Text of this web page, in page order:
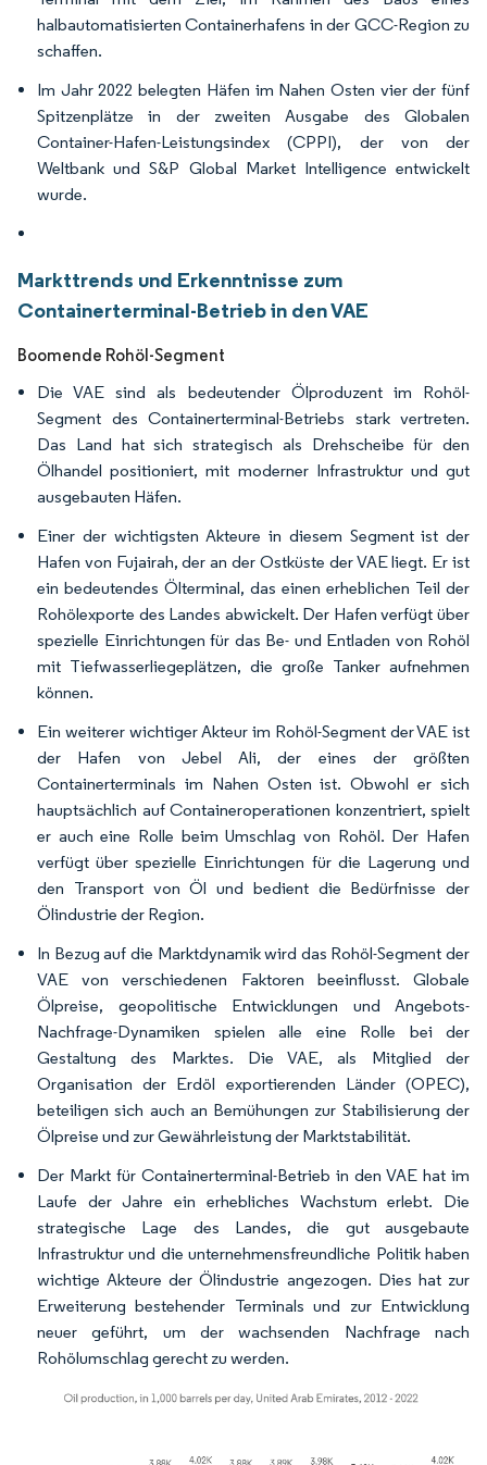
halbautomatisierten Containerhafens in der GCC-Region zu
schaffen.
Im Jahr 2022 belegten Häfen im Nahen Osten vier der fünf
Spitzenplätze in der zweiten Ausgabe des Globalen
Container-Hafen-Leistungsindex (CPPI), der von der
Weltbank und S&P Global Market Intelligence entwickelt
wurde.
Markttrends und Erkenntnisse zum
Containerterminal-Betrieb in den VAE
Boomende Rohöl-Segment
Die VAE sind als bedeutender Ölproduzent im Rohöl-
Segment des Containerterminal-Betriebs stark vertreten.
Das Land hat sich strategisch als Drehscheibe für den
Ölhandel positioniert, mit moderner Infrastruktur und gut
ausgebauten Häfen.
Einer der wichtigsten Akteure in diesem Segment ist der
Hafen von Fujairah, der an der Ostküste der VAE liegt. Er ist
ein bedeutendes Ölterminal, das einen erheblichen Teil der
Rohölexporte des Landes abwickelt. Der Hafen verfügt über
spezielle Einrichtungen für das Be- und Entladen von Rohöl
mit Tiefwasserliegeplätzen, die große Tanker aufnehmen
können.
Ein weiterer wichtiger Akteur im Rohöl-Segment der VAE ist
der Hafen von Jebel Ali, der eines der größten
Containerterminals im Nahen Osten ist. Obwohl er sich
hauptsächlich auf Containeroperationen konzentriert, spielt
er auch eine Rolle beim Umschlag von Rohöl. Der Hafen
verfügt über spezielle Einrichtungen für die Lagerung und
den Transport von Öl und bedient die Bedürfnisse der
Ölindustrie der Region.
In Bezug auf die Marktdynamik wird das Rohöl-Segment der
VAE von verschiedenen Faktoren beeinflusst. Globale
Ölpreise, geopolitische Entwicklungen und Angebots-
Nachfrage-Dynamiken spielen alle eine Rolle bei der
Gestaltung des Marktes. Die VAE, als Mitglied der
Organisation der Erdöl exportierenden Länder (OPEC),
beteiligen sich auch an Bemühungen zur Stabilisierung der
Ölpreise und zur Gewährleistung der Marktstabilität.
Der Markt für Containerterminal-Betrieb in den VAE hat im
Laufe der Jahre ein erhebliches Wachstum erlebt. Die
strategische Lage des Landes, die gut ausgebaute
Infrastruktur und die unternehmensfreundliche Politik haben
wichtige Akteure der Ölindustrie angezogen. Dies hat zur
Erweiterung bestehender Terminals und zur Entwicklung
neuer geführt, um der wachsenden Nachfrage nach
Rohölumschlag gerecht zu werden.